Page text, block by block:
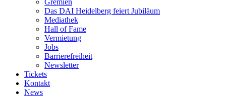
Das DAI Heidelberg feiert Jubiläum
Mediathek
Hall of Fame
Vermietung
Jobs
Barrierefreiheit
Newsletter
Tickets
Kontakt
News